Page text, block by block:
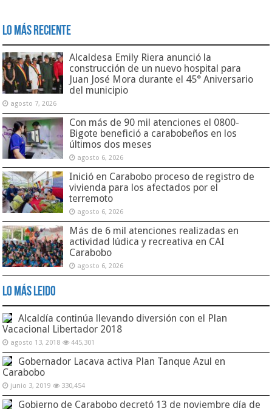
Lo Más Reciente
Alcaldesa Emily Riera anunció la
construcción de un nuevo hospital para
Juan José Mora durante el 45° Aniversario
del municipio
agosto 7, 2026
Con más de 90 mil atenciones el 0800-
Bigote benefició a carabobeños en los
últimos dos meses
agosto 6, 2026
Inició en Carabobo proceso de registro de
vivienda para los afectados por el
terremoto
agosto 6, 2026
Más de 6 mil atenciones realizadas en
actividad lúdica y recreativa en CAI
Carabobo
agosto 6, 2026
Lo Más Leido
Alcaldía continúa llevando diversión con el Plan
Vacacional Libertador 2018
agosto 13, 2018 445,301
Gobernador Lacava activa Plan Tanque Azul en
Carabobo
junio 3, 2019 330,454
Gobierno de Carabobo decretó 13 de noviembre día de